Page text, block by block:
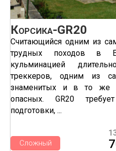
Корсика-GR20
Считающийся одним из
трудных походов в
кульминацией
треккеров, одним из
знаменитых и в то же
опасных. GR20
подготовки, ...
Сложный